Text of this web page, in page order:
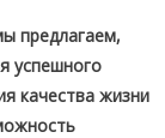
предлагаем,
успешного
качества жизни